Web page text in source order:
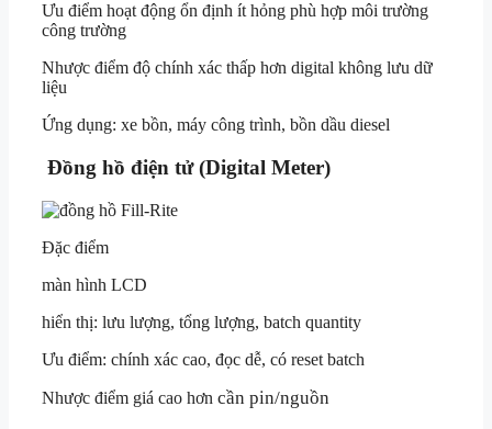
Ưu điểm hoạt động ổn định ít hỏng phù hợp môi trường
công trường
Nhược điểm độ chính xác thấp hơn digital không lưu dữ
liệu
Ứng dụng: xe bồn, máy công trình, bồn dầu diesel
Đồng hồ điện tử (Digital Meter)
Đặc điểm
màn hình LCD
hiển thị: lưu lượng, tổng lượng, batch quantity
Ưu điểm: chính xác cao, đọc dễ, có reset batch
Nhược điểm giá cao hơn cần pin/nguồn